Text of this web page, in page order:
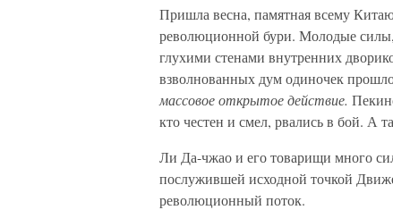
Пришла весна, памятная всему
революционной бури. Молодые
глухими стенами внутренних
взволнованных дум одиночек
массовое открытое действие.
кто честен и смел, рвались в бой. А
Ли Да-чжао и его товарищи много
послужившей исходной точкой
революционный поток.